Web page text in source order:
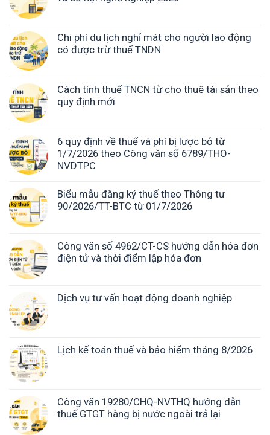
Chi phí du lịch nghỉ mát cho người lao động
có được trừ thuế TNDN
Cách tính thuế TNCN từ cho thuê tài sản theo
quy định mới
6 quy định về thuế và phí bị lược bỏ từ
1/7/2026 theo Công văn số 6789/THO-
NVDTPC
Biểu mẫu đăng ký thuế theo Thông tư
90/2026/TT-BTC từ 01/7/2026
Công văn số 4962/CT-CS hướng dẫn hóa đơn
điện tử và thời điểm lập hóa đơn
Dịch vụ tư vấn hoạt động doanh nghiệp
Lịch kế toán thuế và bảo hiểm tháng 8/2026
Công văn 19280/CHQ-NVTHQ hướng dẫn
thuế GTGT hàng bị nước ngoài trả lại